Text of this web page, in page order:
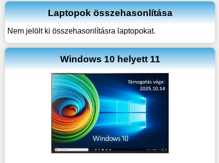
Laptopok összehasonlítása
Nem jelölt ki összehasonlításra laptopokat.
Windows 10 helyett 11